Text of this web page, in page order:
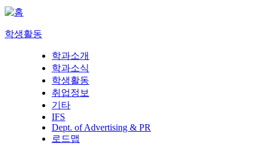
학생활동
학과소개
학과소식
학생활동
취업정보
기타
IFS
Dept. of Advertising & PR
로드맵